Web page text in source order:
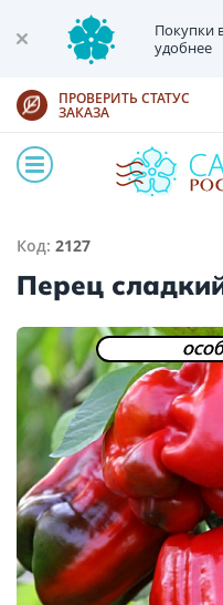
Покупки
удобнее
ПРОВЕРИТЬ СТАТУС
ЗАКАЗА
Код: 2127
Перец